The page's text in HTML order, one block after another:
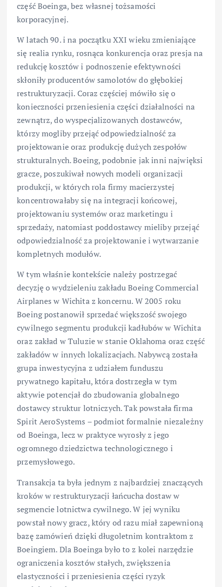
część Boeinga, bez własnej tożsamości
korporacyjnej.
W latach 90. i na początku XXI wieku zmieniające
się realia rynku, rosnąca konkurencja oraz presja na
redukcję kosztów i podnoszenie efektywności
skłoniły producentów samolotów do głębokiej
restrukturyzacji. Coraz częściej mówiło się o
konieczności przeniesienia części działalności na
zewnątrz, do wyspecjalizowanych dostawców,
którzy mogliby przejąć odpowiedzialność za
projektowanie oraz produkcję dużych zespołów
strukturalnych. Boeing, podobnie jak inni najwięksi
gracze, poszukiwał nowych modeli organizacji
produkcji, w których rola firmy macierzystej
koncentrowałaby się na integracji końcowej,
projektowaniu systemów oraz marketingu i
sprzedaży, natomiast poddostawcy mieliby przejąć
odpowiedzialność za projektowanie i wytwarzanie
kompletnych modułów.
W tym właśnie kontekście należy postrzegać
decyzję o wydzieleniu zakładu Boeing Commercial
Airplanes w Wichita z koncernu. W 2005 roku
Boeing postanowił sprzedać większość swojego
cywilnego segmentu produkcji kadłubów w Wichita
oraz zakład w Tuluzie w stanie Oklahoma oraz część
zakładów w innych lokalizacjach. Nabywcą została
grupa inwestycyjna z udziałem funduszu
prywatnego kapitału, która dostrzegła w tym
aktywie potencjał do zbudowania globalnego
dostawcy struktur lotniczych. Tak powstała firma
Spirit AeroSystems – podmiot formalnie niezależny
od Boeinga, lecz w praktyce wyrosły z jego
ogromnego dziedzictwa technologicznego i
przemysłowego.
Transakcja ta była jednym z najbardziej znaczących
kroków w restrukturyzacji łańcucha dostaw w
segmencie lotnictwa cywilnego. W jej wyniku
powstał nowy gracz, który od razu miał zapewnioną
bazę zamówień dzięki długoletnim kontraktom z
Boeingiem. Dla Boeinga było to z kolei narzędzie
ograniczenia kosztów stałych, zwiększenia
elastyczności i przeniesienia części ryzyk